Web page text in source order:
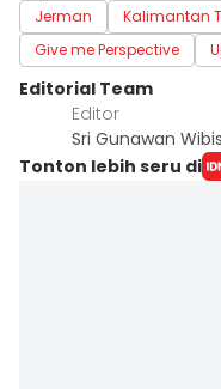
Jerman Kalimantan
Give me Perspective
Editorial Team
Editor
Sri Gunawan
Tonton lebih seru di